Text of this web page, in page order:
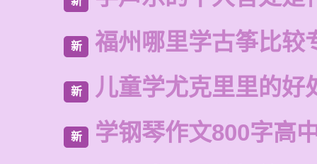
新 福州哪里学古筝比较
新 儿童学尤克里里的好
新 学钢琴作文800字高